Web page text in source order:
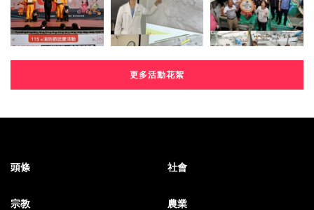
更多活動花絮
頭條 社會
宗教 農業